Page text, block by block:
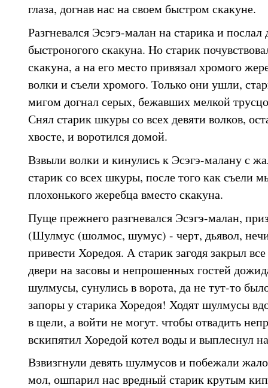
глаза, догнав нас на своем быстром скакуне.
Разгневался Эсэгэ-малан на старика и послал
быстроногого скакуна. Но старик
скакуна, а на его место привязал хромого
волки и съели хромого. Только они ушли,
мигом догнал серых, бежавших мелкой
Снял старик шкуры со всех девяти волков,
хвосте, и воротился домой.
Взвыли волки и кинулись к Эсэгэ-малану с
старик со всех шкуры, после того как съели
плохонького жеребца вместо скакуна.
Пуще прежнего разгневался Эсэгэ-малан,
(Шулмус (шолмос, шумус) - черт, дьявол,
привести Хоредоя. А старик загодя закрыл
двери на засовы и непрошенных гостей
шулмусы, сунулись в ворота, да не тут-то
запоры у старика Хоредоя! Ходят шулмусы
в щели, а войти не могут. чтобы отвадить
вскипятил Хоредой котел воды и выплеснул
Взвизгнули девять шулмусов и побежали
мол, ошпарил нас вредный старик крутым